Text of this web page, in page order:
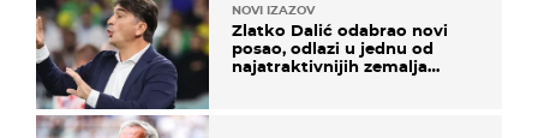
NOVI IZAZOV
Zlatko Dalić odabrao novi
posao, odlazi u jednu od
najatraktivnijih zemalja